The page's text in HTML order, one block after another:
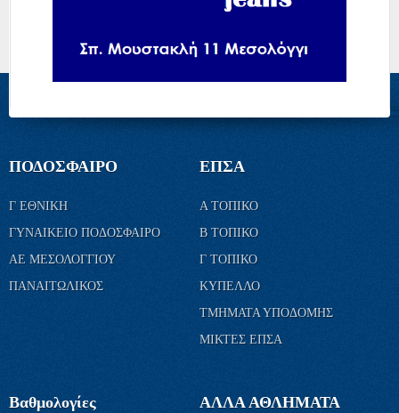
ΠΟΔΟΣΦΑΙΡΟ
Γ ΕΘΝΙΚΗ
ΓΥΝΑΙΚΕΙΟ ΠΟΔΟΣΦΑΙΡΟ
ΑΕ ΜΕΣΟΛΟΓΓΙΟΥ
ΠΑΝΑΙΤΩΛΙΚΟΣ
ΕΠΣΑ
Α ΤΟΠΙΚΟ
Β ΤΟΠΙΚΟ
Γ ΤΟΠΙΚΟ
ΚΥΠΕΛΛΟ
ΤΜΗΜΑΤΑ ΥΠΟΔΟΜΗΣ
ΜΙΚΤΕΣ ΕΠΣΑ
Βαθμολογίες ΑΛΛΑ ΑΘΛΗΜΑΤΑ